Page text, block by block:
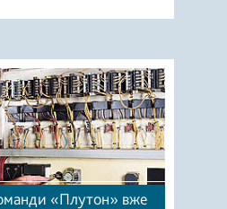
«Плутон» вже